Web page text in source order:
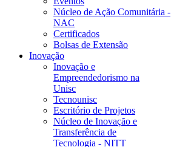
Núcleo de Ação Comunitária -
NAC
Certificados
Bolsas de Extensão
Inovação
Inovação e
Empreendedorismo na
Unisc
Tecnounisc
Escritório de Projetos
Núcleo de Inovação e
Transferência de
Tecnologia - NITT